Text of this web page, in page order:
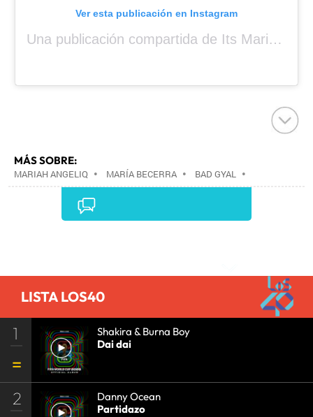
Ver esta publicación en Instagram
Una publicación compartida de Its Mariah Baby (@mariahangeliq)
MÁS SOBRE:
MARIAH ANGELIQ • MARÍA BECERRA • BAD GYAL •
LISTA LOS40
1
Shakira & Burna Boy
Dai dai
2
Danny Ocean
Partidazo